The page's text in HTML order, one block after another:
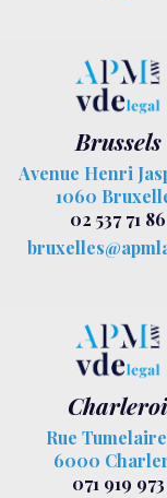
Brussels
Avenue Henri
1060
02 537 71 86
Charleroi
Rue
6000
071 919 973